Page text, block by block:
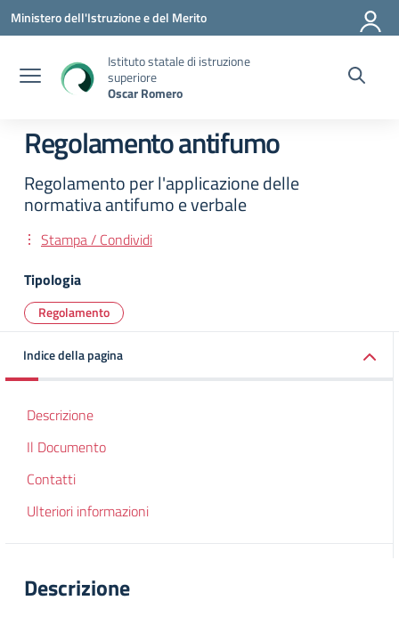
Vai ai contenuti
Vai al menu di navigazione
Vai al footer
Ministero dell'Istruzione e del Merito
Istituto statale di istruzione
superiore
Oscar Romero
Regolamento antifumo
Regolamento per l'applicazione delle
normativa antifumo e verbale
Stampa / Condividi
Tipologia
Regolamento
Indice della pagina
Descrizione
Il Documento
Contatti
Ulteriori informazioni
Descrizione